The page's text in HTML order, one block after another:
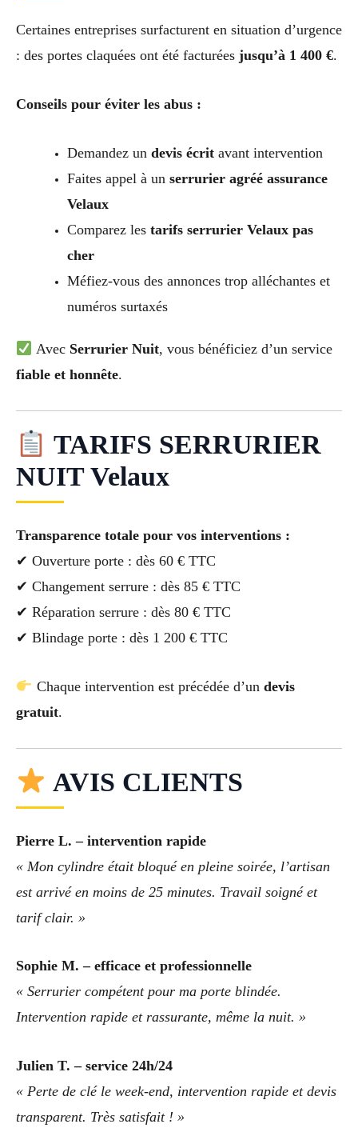
Certaines entreprises surfacturent en situation d’urgence
: des portes claquées ont été facturées jusqu’à 1 400 €.
Conseils pour éviter les abus :
Demandez un devis écritavant intervention
Faites appel à un serrurier agréé assurance
Velaux
Comparez les tarifs serrurier Velaux pas
cher
Méfiez-vous des annonces trop alléchantes et
numéros surtaxés
Avec Serrurier Nuit, vous bénéficiez d’un service
fiable et honnête.
TARIFS SERRURIER
NUIT Velaux
Transparence totale pour vos interventions :
✔ Ouverture porte : dès 60 € TTC
✔ Changement serrure : dès 85 € TTC
✔ Réparation serrure : dès 80 € TTC
✔ Blindage porte : dès 1 200 € TTC
Chaque intervention est précédée d’un devis
gratuit.
AVIS CLIENTS
Pierre L. – intervention rapide
« Mon cylindre était bloqué en pleine soirée, l’artisan
est arrivé en moins de 25 minutes. Travail soigné et
tarif clair. »
Sophie M. – efficace et professionnelle
« Serrurier compétent pour ma porte blindée.
Intervention rapide et rassurante, même la nuit. »
Julien T. – service 24h/24
« Perte de clé le week-end, intervention rapide et devis
transparent. Très satisfait ! »